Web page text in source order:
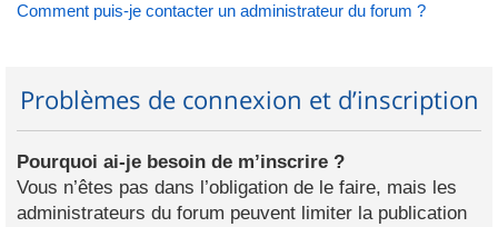
Comment puis-je contacter un administrateur du forum ?
Problèmes de connexion et d’inscription
Pourquoi ai-je besoin de m’inscrire ?
Vous n’êtes pas dans l’obligation de le faire, mais les
administrateurs du forum peuvent limiter la publication